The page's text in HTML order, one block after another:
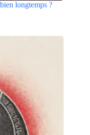
longtemps ?